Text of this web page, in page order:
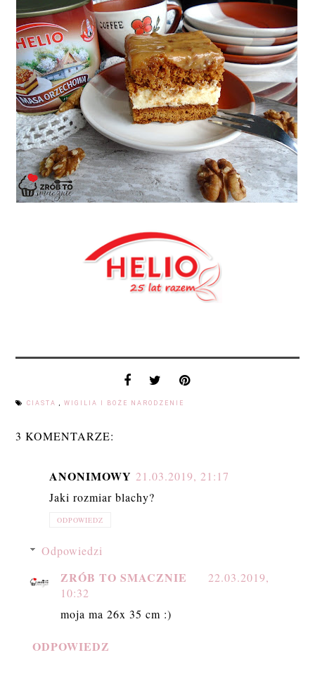
CIASTA,WIGILIA I BOŻE NARODZENIE
3 KOMENTARZE:
ANONIMOWY 21.03.2019, 21:17
Jaki rozmiar blachy?
ODPOWIEDZ
Odpowiedzi
ZRÓB TO SMACZNIE
22.03.2019,
10:32
moja ma 26x 35 cm :)
ODPOWIEDZ